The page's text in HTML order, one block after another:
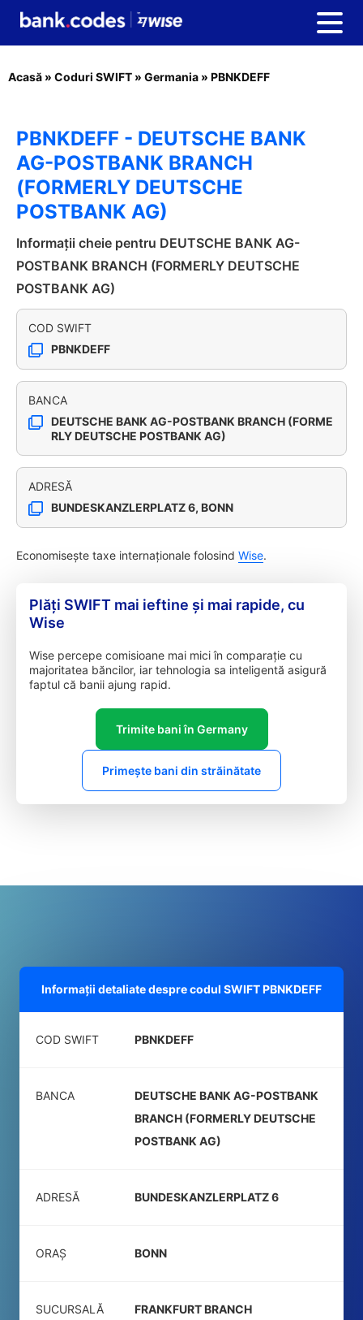
Acasă » Coduri SWIFT » Germania » PBNKDEFF
PBNKDEFF - DEUTSCHE BANK
AG-POSTBANK BRANCH
(FORMERLY DEUTSCHE
POSTBANK AG)
Informații cheie pentru DEUTSCHE BANK AG-
POSTBANK BRANCH (FORMERLY DEUTSCHE
POSTBANK AG)
COD SWIFT
PBNKDEFF
BANCA
DEUTSCHE BANK AG-POSTBANK BRANCH (FORME
RLY DEUTSCHE POSTBANK AG)
ADRESĂ
BUNDESKANZLERPLATZ 6, BONN
Economisește taxe internaționale folosind Wise.
Plăți SWIFT mai ieftine și mai rapide, cu
Wise
Wise percepe comisioane mai mici în comparație cu
majoritatea băncilor, iar tehnologia sa inteligentă asigură
faptul că banii ajung rapid.
Trimite bani în Germany
Primește bani din străinătate
Informații detaliate despre codul SWIFTPBNKDEFF
COD SWIFT PBNKDEFF
BANCA
DEUTSCHE BANK AG-POSTBANK
BRANCH (FORMERLY DEUTSCHE
POSTBANK AG)
ADRESĂ BUNDESKANZLERPLATZ 6
ORAȘ BONN
SUCURSALĂ FRANKFURT BRANCH